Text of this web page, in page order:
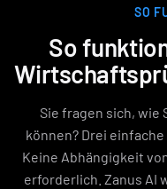
SO
So
Sie fragen sich, wie
können? Drei
Keine Abhängigkeit
erforderlich. Zanus AI